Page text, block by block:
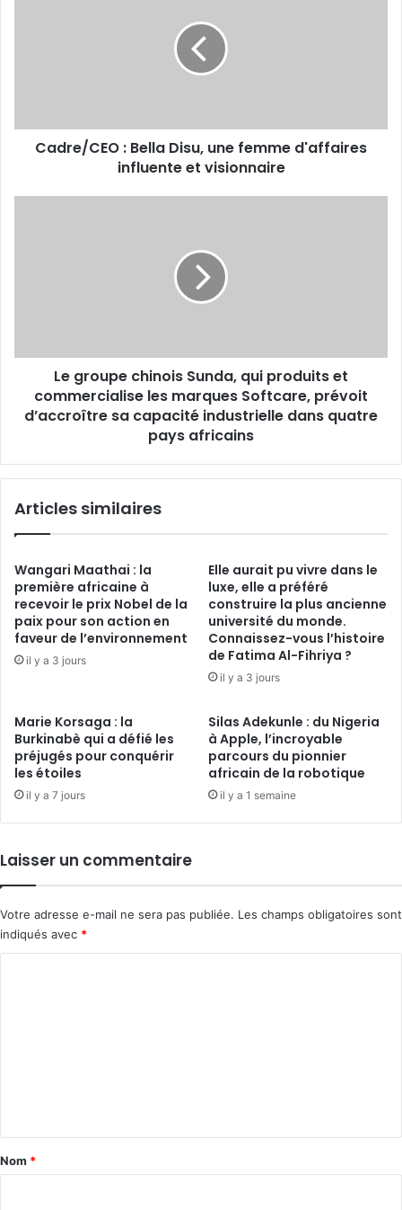
visionnaire
Cadre/CEO : Bella Disu, une femme d'affaires
influente et visionnaire
les
marques
Softcare,
prévoit
capacité
dans
africains
Le groupe chinois Sunda, qui produits et
commercialise les marques Softcare, prévoit
d’accroître sa capacité industrielle dans quatre
pays africains
Articles similaires
Wangari Maathai : la
première africaine à
recevoir le prix Nobel de la
paix pour son action en
faveur de l’environnement
il y a 3 jours
Elle aurait pu vivre dans le
luxe, elle a préféré
construire la plus ancienne
université du monde.
Connaissez-vous l’histoire
de Fatima Al-Fihriya ?
il y a 3 jours
Marie Korsaga : la
Burkinabè qui a défié les
préjugés pour conquérir
les étoiles
il y a 7 jours
Silas Adekunle : du Nigeria
à Apple, l’incroyable
parcours du pionnier
africain de la robotique
il y a 1 semaine
Laisser un commentaire
Votre adresse e-mail ne sera pas publiée. Les champs obligatoires sont
indiqués avec *
a
Nom *